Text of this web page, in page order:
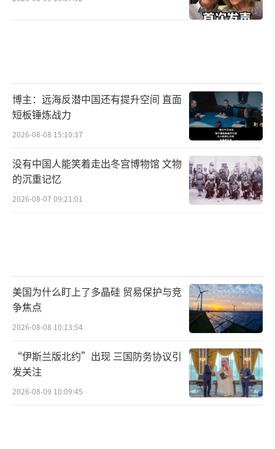
博主：远海反潜中国还有提升空间 直面
短板锤炼战力
2026-08-08 15:10:37
没有中国人能笑着走出冬宫博物馆 文物
的沉重记忆
2026-08-07 09:21:01
美国为什么盯上了多晶硅 贸易保护与竞
争焦点
2026-08-08 10:13:54
“伊斯兰版北约”出现 三国防务协议引
发关注
2026-08-09 10:09:45